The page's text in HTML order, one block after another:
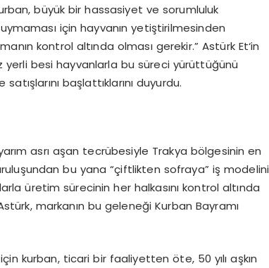
büyük bir hassasiyet ve sorumluluk
için hayvanın yetiştirilmesinden
kontrol altında olması gerekir.” Astürk Et‘in
yerli besi hayvanlarla bu süreci yürüttüğünü
başlattıklarını duyurdu.
asrı aşan tecrübesiyle Trakya bölgesinin en
bu yana “çiftlikten sofraya” iş modelini
üretim sürecinin her halkasını kontrol altında
, markanın bu geleneği Kurban Bayramı
kurban, ticari bir faaliyetten öte, 50 yılı aşkın